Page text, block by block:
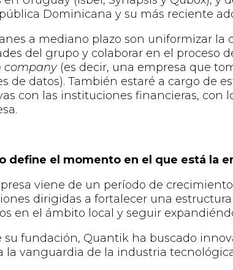
Dominicana y su más reciente
a mediano plazo son uniformizar la
del grupo y colaborar en el proceso
company (es decir, una empresa que
de datos).También estaré a cargo de
con las instituciones financieras, con
define el momento en el que está la
viene de un período de
dirigidas a fortalecer una
en el ámbito local y seguir
su fundación, Quantik ha buscado
la vanguardia de la industria